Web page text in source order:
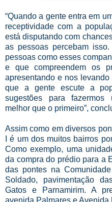
“Quando a gente entra em
receptividade com a
está disputando com
as pessoas percebam
pessoas como esses
e que compreendem os
apresentando e nos
que a gente escute a
sugestões para
melhor que o primeiro”,
Assim como em diversos
I é um dos muitos bairros
Como exemplo, uma
da compra do prédio para a
das pontes na
Soldado, pavimentação
Gatos e Parnamirim. A
avenida Palmares e Avenida